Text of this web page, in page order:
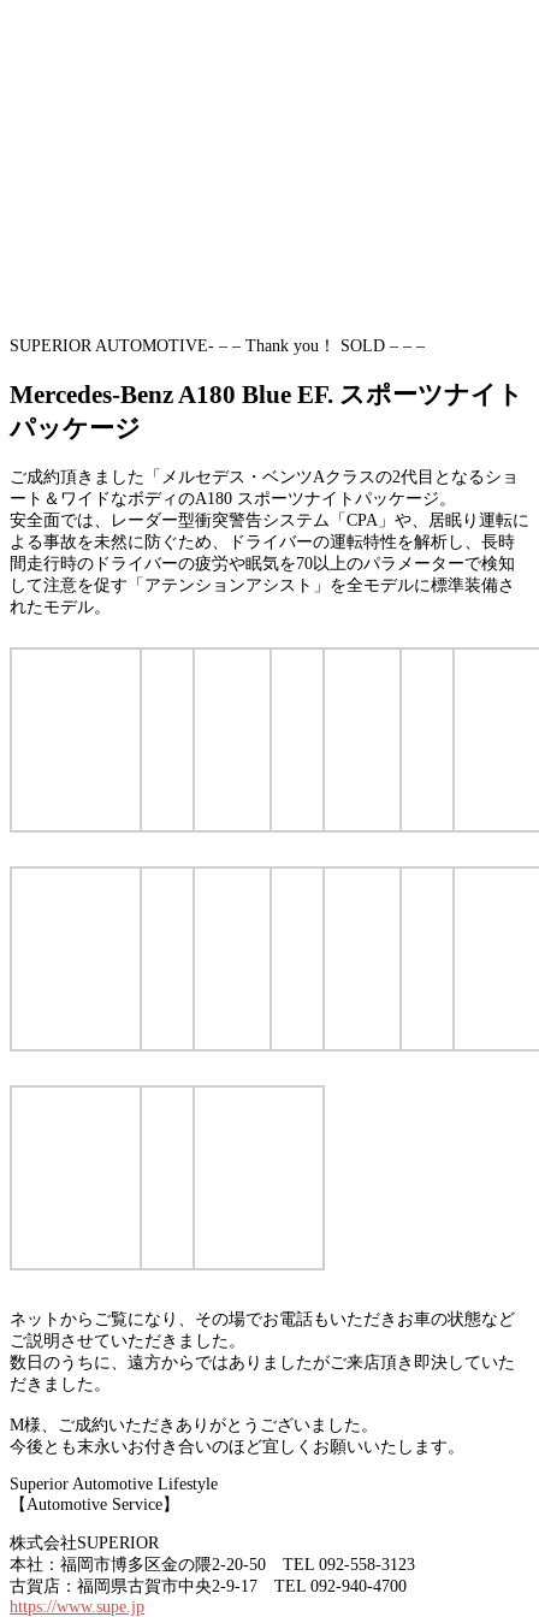
SUPERIOR AUTOMOTIVE- – – Thank you！ SOLD – – –
Mercedes-Benz A180 Blue EF. スポーツナイト
パッケージ
ご成約頂きました「メルセデス・ベンツAクラスの2代目となるショ
ート＆ワイドなボディのA180 スポーツナイトパッケージ。
安全面では、レーダー型衝突警告システム「CPA」や、居眠り運転に
よる事故を未然に防ぐため、ドライバーの運転特性を解析し、長時
間走行時のドライバーの疲労や眠気を70以上のパラメーターで検知
して注意を促す「アテンションアシスト」を全モデルに標準装備さ
れたモデル。
ネットからご覧になり、その場でお電話もいただきお車の状態など
ご説明させていただきました。
数日のうちに、遠方からではありましたがご来店頂き即決していた
だきました。
M様、ご成約いただきありがとうございました。
今後とも末永いお付き合いのほど宜しくお願いいたします。
Superior Automotive Lifestyle
【Automotive Service】
株式会社SUPERIOR
本社：福岡市博多区金の隈2-20-50 TEL 092-558-3123
古賀店：福岡県古賀市中央2-9-17 TEL 092-940-4700
https://www.supe.jp